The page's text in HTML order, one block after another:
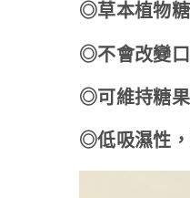
◎草本植物糖
◎不會改變
◎可維持糖
◎低吸濕性